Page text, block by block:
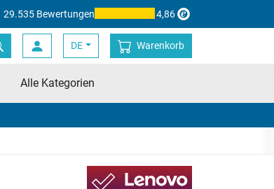
29.535 Bewertungen 4,86
DE Warenkorb
Alle Kategorien